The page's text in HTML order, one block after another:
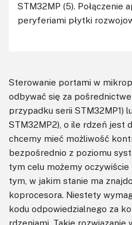
STM32MP (5). Połączenie
peryferiami płytki
Sterowanie portami w
odbywać się za
przypadku serii STM32MP1)
STM32MP2), o ile rdzeń jest
chcemy mieć możliwość
bezpośrednio z poziomu
tym celu możemy
tym, w jakim stanie ma
koprocesora. Niestety
kodu odpowiedzialnego za
rdzeniami. Takie rozwiązanie